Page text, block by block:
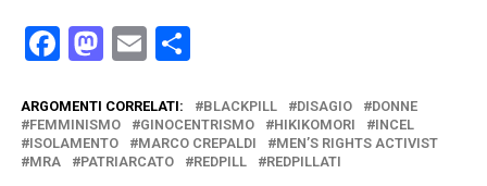
Facebook
Mastodon
EmailCondividi
ARGOMENTI CORRELATI: BLACKPILL DISAGIO
DONNE
FEMMINISMO
GINOCENTRISMO HIKIKOMORI
INCEL
ISOLAMENTO
MARCO CREPALDI
MEN’S RIGHTS ACTIVIST
MRA
PATRIARCATO REDPILL REDPILLATI